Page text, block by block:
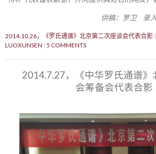
供稿：罗卫 录
2014.10.26，《罗氏通谱》北京第二次座谈会代表合影
LUOXUNSEN 5 COMMENTS
2014.7.27，《中华罗氏通谱》
会筹备会代表合影